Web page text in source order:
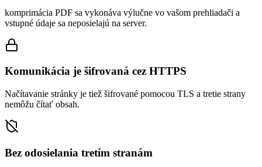
komprimácia PDF sa vykonáva výlučne vo vašom prehliadači a
vstupné údaje sa neposielajú na server.
Komunikácia je šifrovaná cez HTTPS
Načítavanie stránky je tiež šifrované pomocou TLS a tretie strany
nemôžu čítať obsah.
Bez odosielania tretím stranám